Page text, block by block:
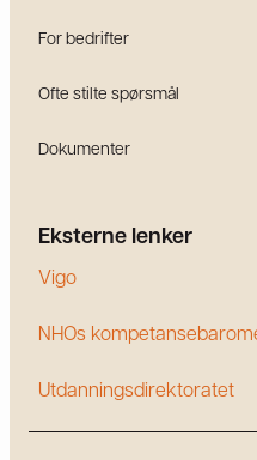
For bedrifter
Ofte stilte spørsmål
Dokumenter
Eksterne lenker
Vigo
NHOs
Utdanningsdirektoratet